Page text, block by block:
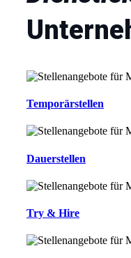
Temporärstellen
Dauerstellen
Try & Hire